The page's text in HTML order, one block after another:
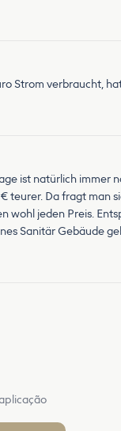
Strom verbraucht,
ist natürlich immer
Da fragt man
jeden Preis.
Sanitär Gebäude